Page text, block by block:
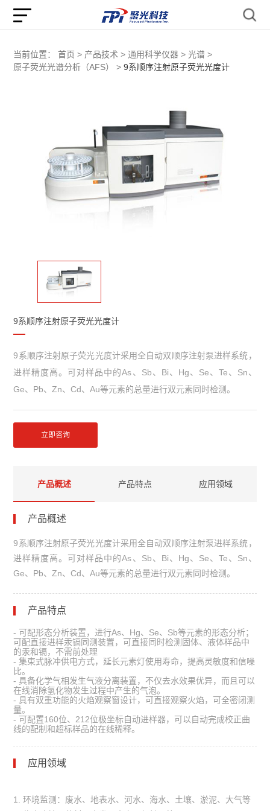
当前位置： 首页 > 产品技术 > 通用科学仪器 > 光谱 >
原子荧光光谱分析（AFS） > 9系顺序注射原子荧光光度计
9系顺序注射原子荧光光度计
9系顺序注射原子荧光光度计采用全自动双顺序注射泵进样系统，
进样精度高。可对样品中的As、Sb、Bi、Hg、Se、Te、Sn、
Ge、Pb、Zn、Cd、Au等元素的总量进行双元素同时检测。
立即咨询
产品概述 产品特点 应用领域
产品概述
9系顺序注射原子荧光光度计采用全自动双顺序注射泵进样系统，
进样精度高。可对样品中的As、Sb、Bi、Hg、Se、Te、Sn、
Ge、Pb、Zn、Cd、Au等元素的总量进行双元素同时检测。
产品特点
- 可配形态分析装置，进行As、 Hg、 Se、 Sb等元素的形态分析；
可配直接进样汞镉同测装置，可直接同时检测固体、液体样品中
的汞和镉，不需前处理
-集束式脉冲供电方式，延长元素灯使用寿命，提高灵敏度和信噪
比。
-具备化学气相发生气液分离装置，不仅去水效果优异，而且可以
在线消除氢化物发生过程中产生的气泡。
-具有双重功能的火焰观察窗设计，可直接观察火焰，可全密闭测
量。
- 可配置160位、 212位极坐标自动进样器，可以自动完成校正曲
线的配制和超标样品的在线稀释。
应用领域
1. 环境监测：废水、地表水、河水、海水、土壤、淤泥、大气等